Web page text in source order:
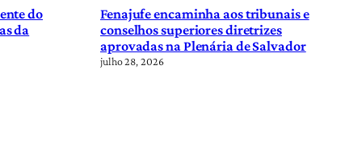
do
da
Fenajufe encaminha aos tribunais e
conselhos superiores diretrizes
aprovadas na Plenária de Salvador
julho 28, 2026